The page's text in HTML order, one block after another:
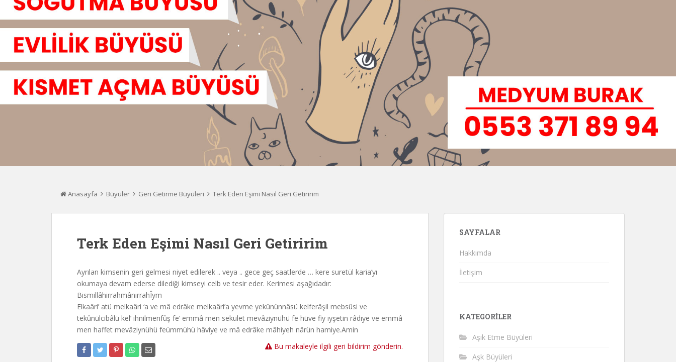
Anasayfa Büyüler Geri Getirme Büyüleri Terk Eden Eşimi Nasıl Geri Getiririm
Terk Eden Eşimi Nasıl Geri Getiririm
Ayrılan kimsenin geri gelmesi niyet edilerek .. veya .. gece geç saatlerde … kere suretül karia’yı
okumaya devam ederse dilediği kimseyi celb ve tesir eder. Kerimesi aşağıdadır:
BismillâhirrahmânirrahÎym
Elkaâri’ atü melkaâri ‘a ve mâ edrâke melkaâri’a yevme yekûnünnâsü kelferâşil mebsûsi ve
tekûnülcibâlü kel’ ıhnilmenfûş fe’ emmâ men sekulet mevâziynühü fe hüve fiy ıyşetin râdıye ve emmâ
men haffet mevâziynühü feümmühü hâviye ve mâ edrâke mâhiyeh nârün hamiye.Amin
Bu makaleyle ilgili geri bildirim gönderin.
SAYFALAR
Hakkımda
İletişim
KATEGORILER
Aşık Etme Büyüleri
Aşk Büyüleri